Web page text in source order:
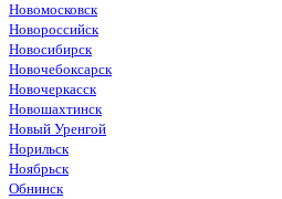
Новомосковск
Новороссийск
Новосибирск
Новочебоксарск
Новочеркасск
Новошахтинск
Новый Уренгой
Норильск
Ноябрьск
Обнинск